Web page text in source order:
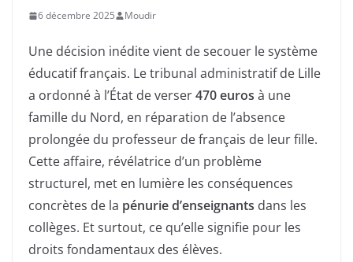
6 décembre 2025 Moudir
Une décision inédite vient de secouer le système
éducatif français. Le tribunal administratif de Lille
a ordonné à l’État de verser470 euros à une
famille du Nord, en réparation de l’absence
prolongée du professeur de français de leur fille.
Cette affaire, révélatrice d’un problème
structurel, met en lumière les conséquences
concrètes de la pénurie d’enseignants dans les
collèges. Et surtout, ce qu’elle signifie pour les
droits fondamentaux des élèves.